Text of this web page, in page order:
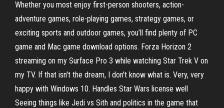
Whether you most enjoy first-person shooters, action-
adventure games, role-playing games, strategy games, or
exciting sports and outdoor games, you’ll find plenty of PC
game and Mac game download options. Forza Horizon 2
streaming on my Surface Pro 3 while watching Star Trek V on
my TV. If that isn't the dream, I don't know what is. Very, very
happy with Windows 10. Handles Star Wars license well
Seeing things like Jedi vs Sith and politics in the game that